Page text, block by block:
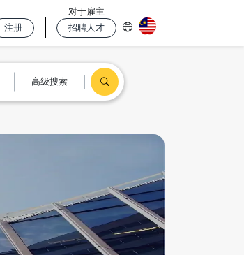
注册
对于雇主
招聘人才
高级搜索